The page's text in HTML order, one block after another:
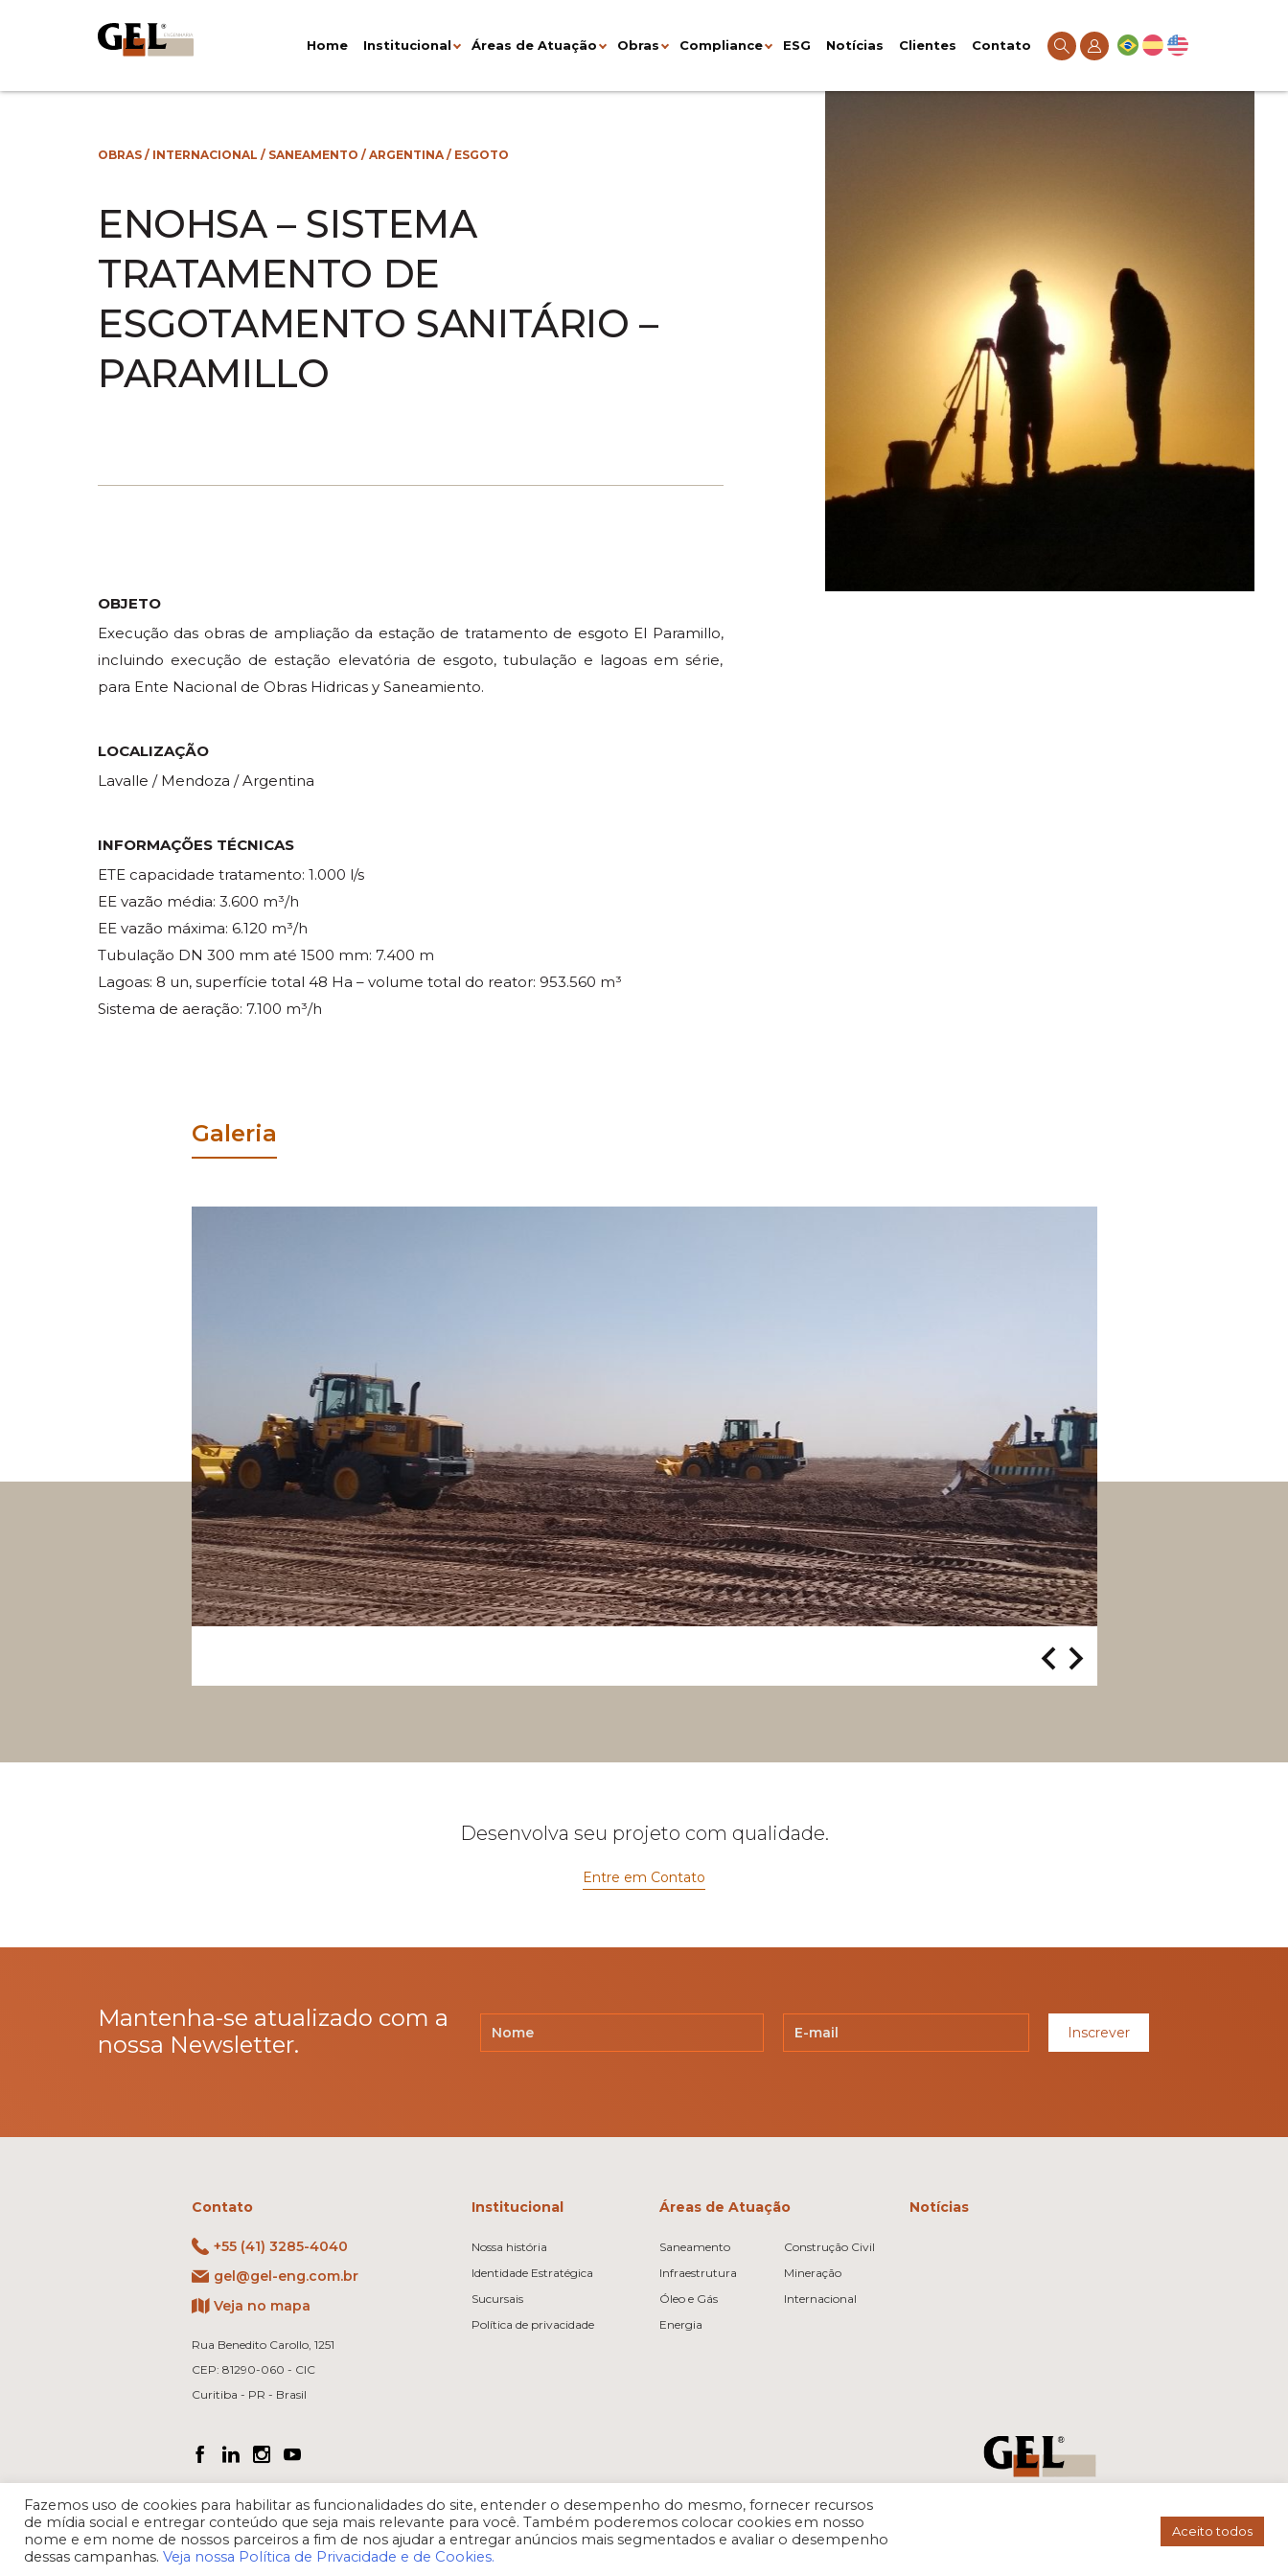
Home Institucional Áreas de Atuação Obras Compliance ESG Notícias Clientes Contato
OBRAS / INTERNACIONAL / SANEAMENTO / ARGENTINA/ ESGOTO
ENOHSA – SISTEMA
TRATAMENTO DE
ESGOTAMENTO SANITÁRIO –
PARAMILLO
OBJETO
Execução das obras de ampliação da estação de tratamento de esgoto El Paramillo,
incluindo execução de estação elevatória de esgoto, tubulação e lagoas em série,
para Ente Nacional de Obras Hidricas y Saneamiento.
LOCALIZAÇÃO
Lavalle / Mendoza / Argentina
INFORMAÇÕES TÉCNICAS
ETE capacidade tratamento: 1.000 l/s
EE vazão média: 3.600 m³/h
EE vazão máxima: 6.120 m³/h
Tubulação DN 300 mm até 1500 mm: 7.400 m
Lagoas: 8 un, superfície total 48 Ha – volume total do reator: 953.560 m³
Sistema de aeração: 7.100 m³/h
Galeria
Desenvolva seu projeto com qualidade.
Entre em Contato
Mantenha-se atualizado com a
nossa Newsletter.
Inscrever
Contato
+55 (41) 3285-4040
gel@gel-eng.com.br
Veja no mapa
Rua Benedito Carollo, 1251
CEP: 81290-060 - CIC
Curitiba - PR - Brasil
Institucional
Nossa história
Identidade Estratégica
Sucursais
Política de privacidade
Áreas de Atuação
Saneamento
Infraestrutura
Óleo e Gás
Energia
Construção Civil
Mineração
Internacional
Notícias
Fazemos uso de cookies para habilitar as funcionalidades do site, entender o desempenho do mesmo, fornecer recursos
de mídia social e entregar conteúdo que seja mais relevante para você. Também poderemos colocar cookies em nosso
nome e em nome de nossos parceiros a fim de nos ajudar a entregar anúncios mais segmentados e avaliar o desempenho
dessas campanhas. Veja nossa Política de Privacidade e de Cookies.
Aceito todos